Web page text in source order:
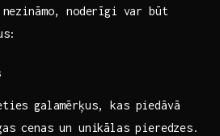
noderīgi var būt
galamērķus, kas‌ piedāvā
cenas un‍ unikālas ⁣pieredzes.